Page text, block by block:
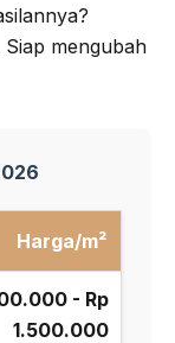
mengubah
Harga/m²
- Rp
1.500.000